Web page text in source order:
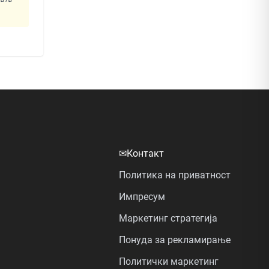
✉Контакт
Политика на приватност
Импресум
Маркетинг стратегија
Понуда за рекламирање
Политички маркетинг